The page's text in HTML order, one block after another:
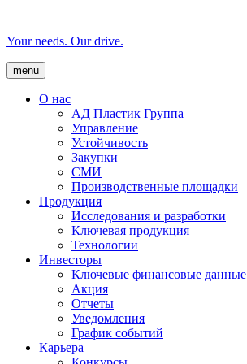
Your needs. Our drive.
menu
О нас
AД Пластик Группа
Управление
Устойчивость
Закупки
СМИ
Производственные площадки
Продукция
Исследования и разработки
Ключевая продукция
Технологии
Инвесторы
Ключевые финансовые данные
Акция
Отчеты
Уведомления
График событий
Карьера